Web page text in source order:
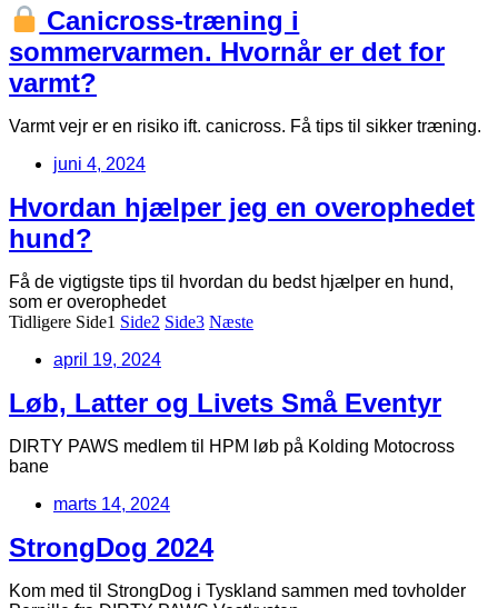
Canicross-træning i
sommervarmen. Hvornår er det for
varmt?
Varmt vejr er en risiko ift. canicross. Få tips til sikker træning.
juni 4, 2024
Hvordan hjælper jeg en overophedet
hund?
Få de vigtigste tips til hvordan du bedst hjælper en hund,
som er overophedet
Tidligere Side1 Side2 Side3 Næste
april 19, 2024
Løb, Latter og Livets Små Eventyr
DIRTY PAWS medlem til HPM løb på Kolding Motocross
bane
marts 14, 2024
StrongDog 2024
Kom med til StrongDog i Tyskland sammen med tovholder